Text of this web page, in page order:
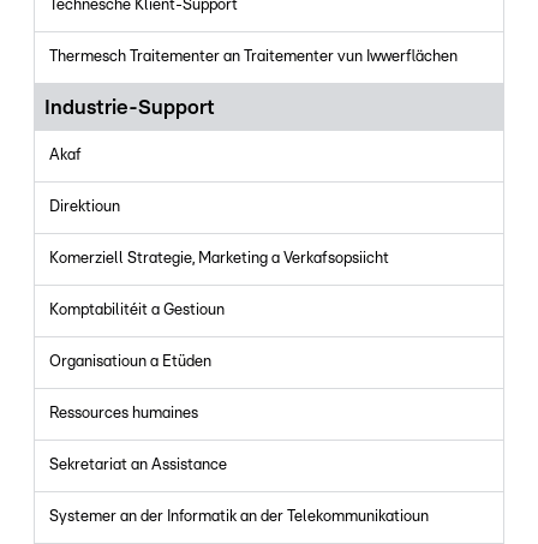
Technesche Klient-Support
Thermesch Traitementer an Traitementer vun Iwwerflächen
Industrie-Support
Akaf
Direktioun
Komerziell Strategie, Marketing a Verkafsopsiicht
Komptabilitéit a Gestioun
Organisatioun a Etüden
Ressources humaines
Sekretariat an Assistance
Systemer an der Informatik an der Telekommunikatioun